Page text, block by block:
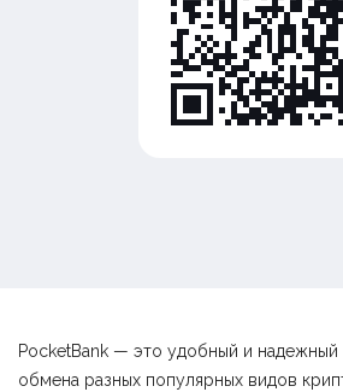
PocketBank — это удобный и надежный
обмена разных популярных видов